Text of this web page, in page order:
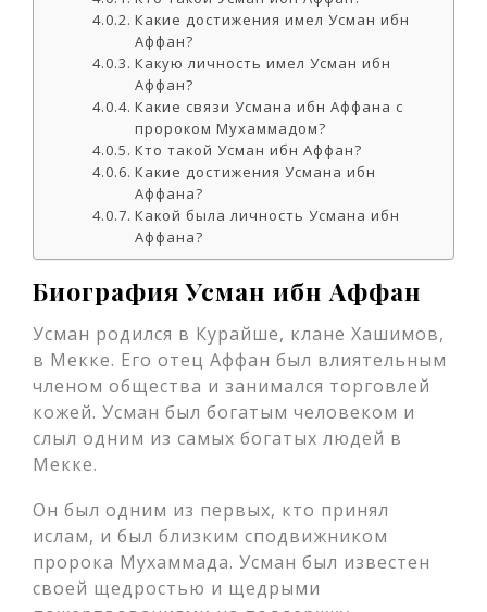
Какие достижения имел Усман ибн
Аффан?
Какую личность имел Усман ибн
Аффан?
Какие связи Усмана ибн Аффана с
пророком Мухаммадом?
Кто такой Усман ибн Аффан?
Какие достижения Усмана ибн
Аффана?
Какой была личность Усмана ибн
Аффана?
Биография Усман ибн Аффан
Усман родился в Курайше, клане Хашимов,
в Мекке. Его отец Аффан был влиятельным
членом общества и занимался торговлей
кожей. Усман был богатым человеком и
слыл одним из самых богатых людей в
Мекке.
Он был одним из первых, кто принял
ислам, и был близким сподвижником
пророка Мухаммада. Усман был известен
своей щедростью и щедрыми